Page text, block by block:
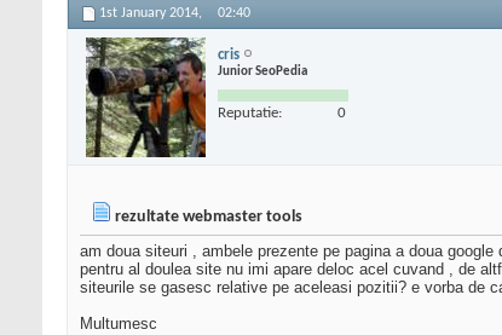
1st January 2014, 02:40
cris
Junior SeoPedia
Reputatie: 0
rezultate webmaster tools
am doua siteuri , ambele prezente pe pagina a doua
pentru al doulea site nu imi apare deloc acel cuvand , de
siteurile se gasesc relative pe aceleasi pozitii? e vorba de
Multumesc